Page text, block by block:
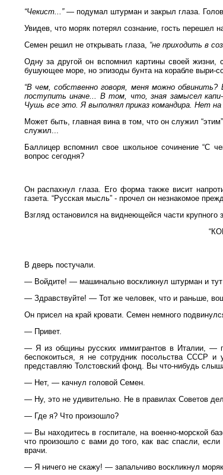
“Чекист...”— подумал штурман и закрыл глаза.
Увидев, что моряк потерял сознание, гость перешел
Семен решил не открывать глаза, “не приходить в
Одну за другой он вспомнил картины своей жизни,
бушующее море, но эпизоды бунта на корабле выри-
“В чем, собственно говоря, меня можно
поступить иначе... В том, что, зная замысел
Чушь все это. Я выполнял приказ командира. Нет
Может быть, главная вина в том, что он служил
служил...
Баллицер вспомнил свое школьное сочинение “С
вопрос сегодня?
Он распахнул глаза. Его форма также висит
газета. “Русская мысль” - прочел он незнакомое
Взгляд остановился на виднеющейся части крупного
В дверь постучали.
— Войдите! — машинально воскликнул штурман и
— Здравствуйте! — Тот же человек, что и раньше,
Он присел на край кровати. Семен немного
— Привет.
— Я из общины русских иммигрантов в Италии, —
беспокоиться, я не сотрудник посольства СССР
представляю Толстовский фонд. Вы что-нибудь
— Нет, — качнул головой Семен.
— Ну, это не удивительно. Не в правилах Советов
— Где я? Что произошло?
— Вы находитесь в госпитале, на военно-морской
что произошло с вами до того, как вас спасли,
врачи.
— Я ничего не скажу! — запальчиво воскликнул моряк.